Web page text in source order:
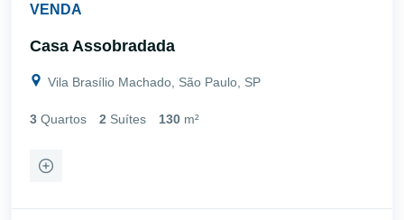
VENDA
Casa Assobradada
Vila Brasílio Machado, São Paulo, SP
3 Quartos 2 Suítes 130 m²